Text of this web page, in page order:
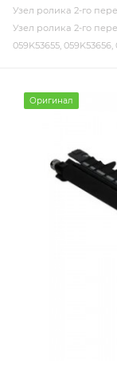
Узел ролика 2-го
Узел ролика 2-го
059K53655, 059K53656,
Оригинал